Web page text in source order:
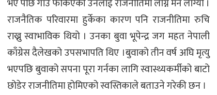
भए पछि गाउँ फर्किएकी उनलाई राजनीतिमा लाग्न मन लाग्यो ।
राजनैतिक परिवारमा हुर्केका कारण पनि राजनीतिमा रुचि
राख्नु स्वाभाविक थियो । उनका बुवा भूपेन्द्र जग महत नेपाली
काँग्रेस दैलेखको उपसभापति थिए ।बुवाको तीन वर्ष अघि मृत्यु
भएपछि बुवाको सपना पूरा गर्नका लागि स्वास्थ्यकर्मीको बाटो
छोडेर राजनीतिमा होमिएको स्वस्तिकाले बताउने गरेकी छन ।